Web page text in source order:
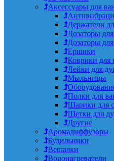
Аксессуары для
Держатели
Дозаторы
Дозаторы
Ершики
Коврики для
Лейки для
Мыльницы
Полки для
Шарики для
Щетки для
Другие
Аромадиффузоры
Будильники
Вешалки
Водонагреватели